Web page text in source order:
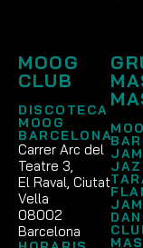
MOOG
CLUB
DISCOTECA
MOOG
BARCELONA
Carrer Arc del
Teatre 3,
El Raval, Ciutat
Vella
08002
Barcelona